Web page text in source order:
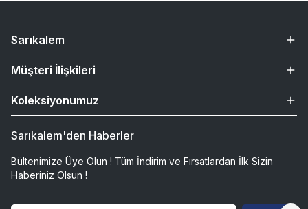
Sarıkalem
Müşteri İlişkileri
Koleksiyonumuz
Sarıkalem'den Haberler
Bültenimize Üye Olun ! Tüm İndirim ve Fırsatlardan İlk Sizin
Haberiniz Olsun !